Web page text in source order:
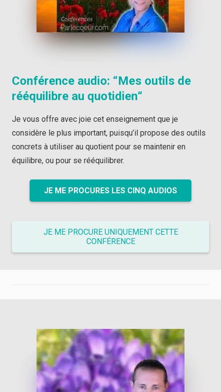
Conférence audio: “Mes outils de
rééquilibre au quotidien“
Je vous offre avec joie cet enseignement que je
considère le plus important, puisqu’il propose des outils
concrets à utiliser au quotient pour se maintenir en
équilibre, ou pour se rééquilibrer.
JE ME PROCURES LES CINQ AUDIOS
JE ME PROCURE UNIQUEMENT CETTE
CONFÉRENCE